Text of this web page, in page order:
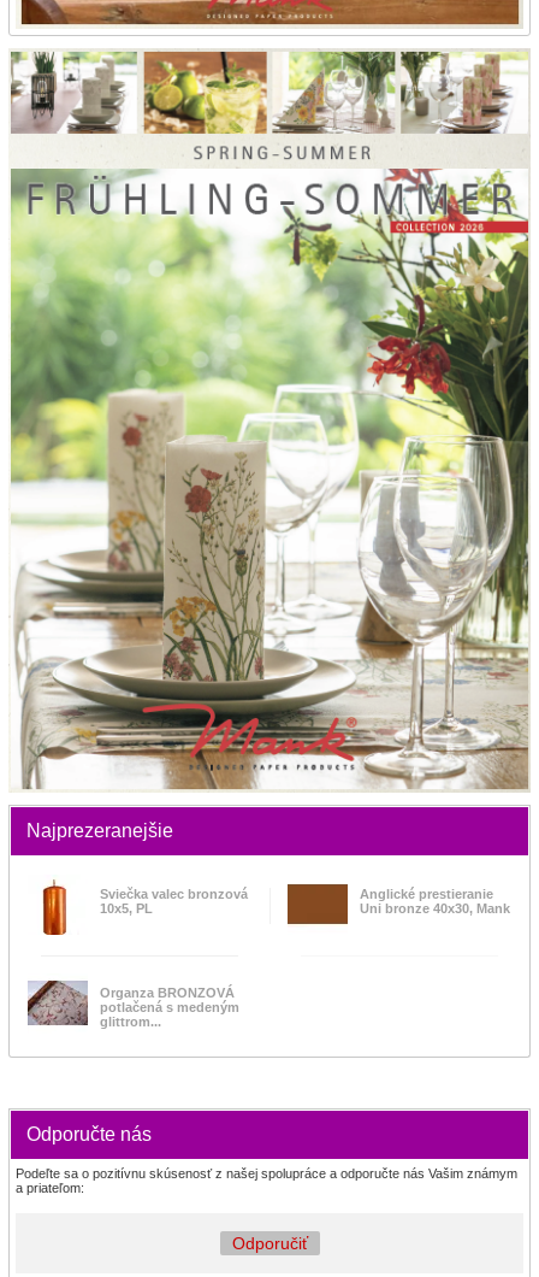
Najprezeranejšie
Sviečka valec bronzová
10x5, PL
Anglické prestieranie
Uni bronze 40x30, Mank
Organza BRONZOVÁ
potlačená s medeným
glittrom...
Odporučte nás
Podeľte sa o pozitívnu skúsenosť z našej spolupráce a odporučte nás Vašim známym
a priateľom:
Odporučiť